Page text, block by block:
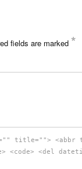
fields are marked *
title=""> <abbr
<del